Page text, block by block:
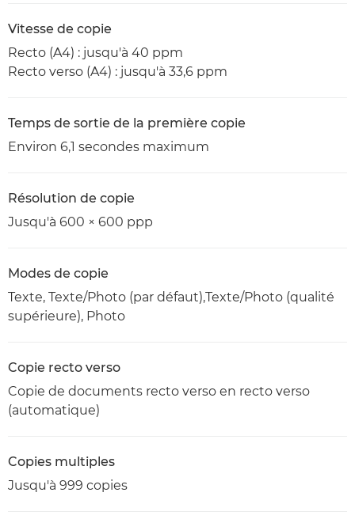
Vitesse de copie
Recto (A4) : jusqu'à 40 ppm
Recto verso (A4) : jusqu'à 33,6 ppm
Temps de sortie de la première copie
Environ 6,1 secondes maximum
Résolution de copie
Jusqu'à 600 × 600 ppp
Modes de copie
Texte, Texte/Photo (par défaut),Texte/Photo (qualité
supérieure), Photo
Copie recto verso
Copie de documents recto verso en recto verso
(automatique)
Copies multiples
Jusqu'à 999 copies